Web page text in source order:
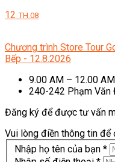
12 TH.08
Chương trình Store Tour
Bếp - 12.8.2026
9.00 AM – 12.00 AM
240-242 Phạm Văn
Đăng ký để được tư vấn
Vui lòng điền thông tin
Nhập họ tên của bạn *